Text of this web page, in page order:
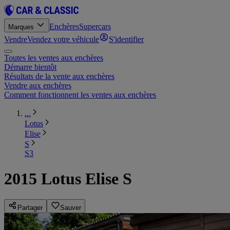
Marques EnchèresSupercars
VendreVendez votre véhicule S'identifier
Toutes les ventes aux enchères
Démarre bientôt
Résultats de la vente aux enchères
Vendre aux enchères
Comment fonctionnent les ventes aux enchères
...
Lotus
Elise
S
S3
2015 Lotus Elise S
Partager Sauver